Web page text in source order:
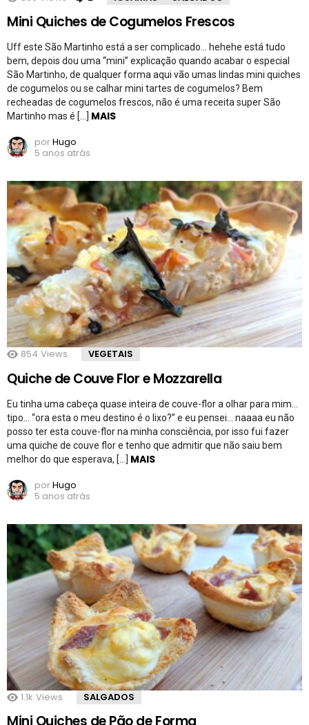
Mini Quiches de Cogumelos Frescos
Uff este São Martinho está a ser complicado… hehehe está tudo
bem, depois dou uma “mini” explicação quando acabar o especial
São Martinho, de qualquer forma aqui vão umas lindas mini quiches
de cogumelos ou se calhar mini tartes de cogumelos? Bem
recheadas de cogumelos frescos, não é uma receita super São
Martinho mas é […] MAIS
porHugo
5 anos atrás
854 Views VEGETAIS
Quiche de Couve Flor e Mozzarella
Eu tinha uma cabeça quase inteira de couve-flor a olhar para mim…
tipo… “ora esta o meu destino é o lixo?” e eu pensei… naaaa eu não
posso ter esta couve-flor na minha consciência, por isso fui fazer
uma quiche de couve flor e tenho que admitir que não saiu bem
melhor do que esperava, […] MAIS
porHugo
5 anos atrás
1.1k Views SALGADOS
Mini Quiches de Pão de Forma